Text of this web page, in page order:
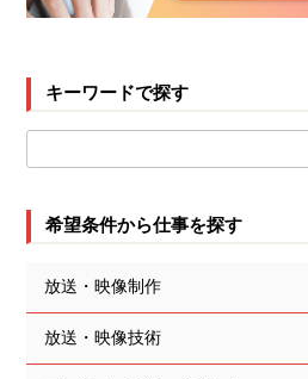
キーワードで探す
希望条件から仕事を探す
放送・映像制作
放送・映像技術